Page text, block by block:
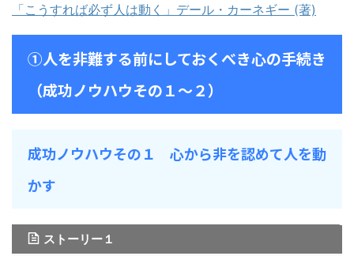
「こうすれば必ず人は動く」デール・カーネギー (著)
①人を非難する前にしておくべき心の手続き
（成功ノウハウその１～２）
成功ノウハウその１ 心から非を認めて人を動
かす
ストーリー１